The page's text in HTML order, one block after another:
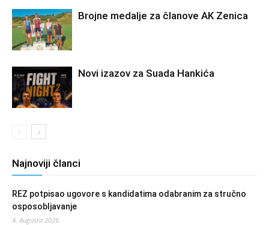
Brojne medalje za članove AK Zenica
Novi izazov za Suada Hankića
Najnoviji članci
REZ potpisao ugovore s kandidatima odabranim za stručno
osposobljavanje
4. Augusta 2026.